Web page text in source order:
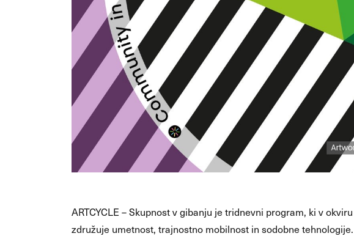
ARTCYCLE – Skupnost v gibanju je tridnevni program, ki v okviru
združuje umetnost, trajnostno mobilnost in sodobne tehnologije.